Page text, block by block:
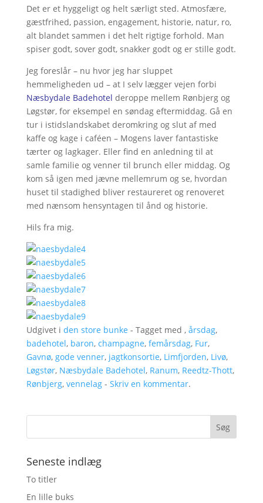
Det er et hyggeligt og helt særligt sted. Atmosfære,
gæstfrihed, passion, engagement, historie, natur, ro,
alt blandet sammen i det helt rigtige forhold. Man
spiser godt, sover godt, snakker godt og er stille godt.
Jeg foreslår – nu hvor jeg har sluppet
hemmeligheden ud – at I selv lægger vejen forbi
Næsbydale Badehotel deroppe mellem Rønbjerg og
Løgstør, for eksempel en søndag eftermiddag. Gå en
tur i istidslandskabet deromkring og slut af med
kaffe og kage i caféen – Mogens laver fantastiske
tærter og lagkager. Eller find en anledning til at
samle familie og venner til brunch eller middag. Og
kom så igen med jævne mellemrum og se, hvordan
huset til stadighed bliver restaureret og renoveret
med nænsom hensyntagen til ånd og historie.
Hils fra mig.
Udgivet i den store bunke - Tagget med , årsdag,
badehotel, baron, champagne, femårsdag, Fur,
Gavnø, gode venner, jagtkonsortie, Limfjorden, Livø,
Løgstør, Næsbydale Badehotel, Ranum, Reedtz-Thott,
Rønbjerg, vennelag- Skriv en kommentar.
Seneste indlæg
To titler
En lille buks